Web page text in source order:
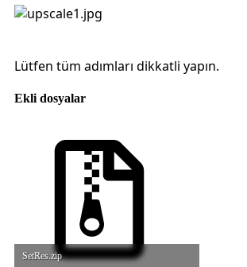
Lütfen tüm adımları dikkatli yapın.
Ekli dosyalar
SetRes.zip